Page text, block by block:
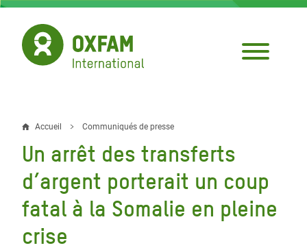
Aller
contenu
principal
Fil
d'Ariane
Accueil Communiqués de presse
Un arrêt des transferts
d’argent porterait un coup
fatal à la Somalie en pleine
crise